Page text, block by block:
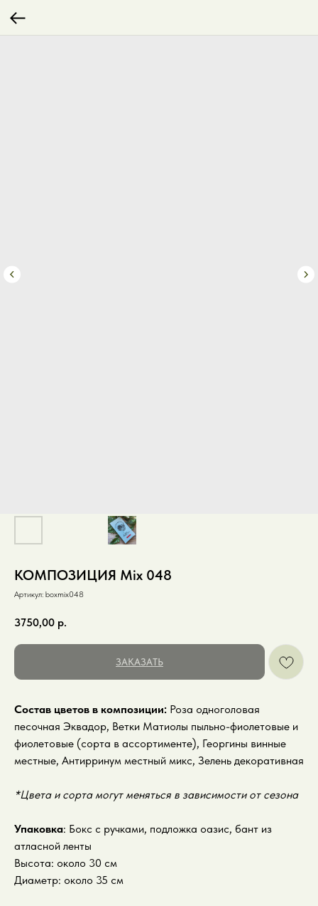
КОМПОЗИЦИЯ Mix 048
Артикул: boxmix048
3750,00 р.
ЗАКАЗАТЬ
Состав цветов в композиции: Роза одноголовая
песочная Эквадор, Ветки Матиолы пыльно-фиолетовые и
фиолетовые (сорта в ассортименте), Георгины винные
местные, Антирринум местный микс, Зелень декоративная
*Цвета и сорта могут меняться в зависимости от сезона
Упаковка: Бокс с ручками, подложка оазис, бант из
атласной ленты
Высота: около 30 см
Диаметр: около 35 см